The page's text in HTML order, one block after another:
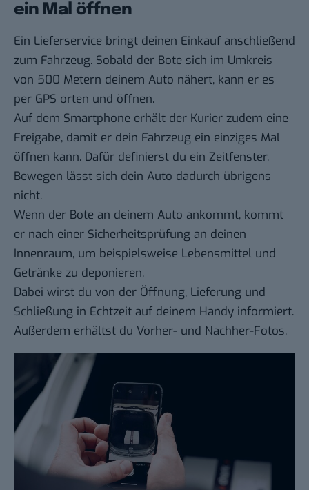
ein Mal öffnen
Ein Lieferservice bringt deinen Einkauf anschließend
zum Fahrzeug. Sobald der Bote sich im Umkreis
von 500 Metern deinem Auto nähert, kann er es
per GPS orten und öffnen.
Auf dem Smartphone erhält der Kurier zudem eine
Freigabe, damit er dein Fahrzeug ein einziges Mal
öffnen kann. Dafür definierst du ein Zeitfenster.
Bewegen lässt sich dein Auto dadurch übrigens
nicht.
Wenn der Bote an deinem Auto ankommt, kommt
er nach einer Sicherheitsprüfung an deinen
Innenraum, um beispielsweise Lebensmittel und
Getränke zu deponieren.
Dabei wirst du von der Öffnung, Lieferung und
Schließung in Echtzeit auf deinem Handy informiert.
Außerdem erhältst du Vorher- und Nachher-Fotos.